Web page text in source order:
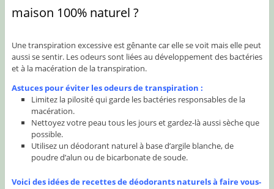
maison 100% naturel ?
Une transpiration excessive est gênante car elle se voit mais elle peut
aussi se sentir. Les odeurs sont liées au développement des bactéries
et à la macération de la transpiration.
Astuces pour éviter les odeurs de transpiration :
Limitez la pilosité qui garde les bactéries responsables de la
macération.
Nettoyez votre peau tous les jours et gardez-là aussi sèche que
possible.
Utilisez un déodorant naturel à base d’argile blanche, de
poudre d’alun ou de bicarbonate de soude.
Voici des idées de recettes de déodorants naturels à faire vous-